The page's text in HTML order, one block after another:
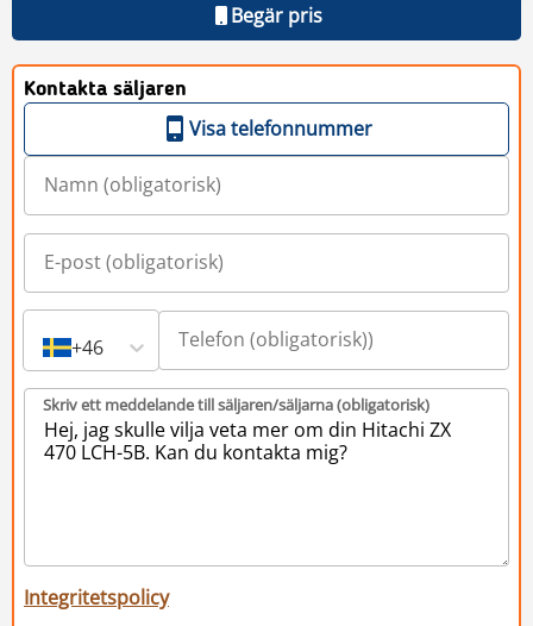
Begär pris
Kontakta säljaren
Visa telefonnummer
+46
Skriv ett meddelande till säljaren/säljarna (obligatorisk)
Integritetspolicy